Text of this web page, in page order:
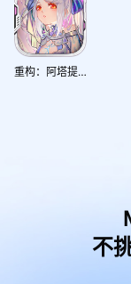
重构：阿塔提斯
不